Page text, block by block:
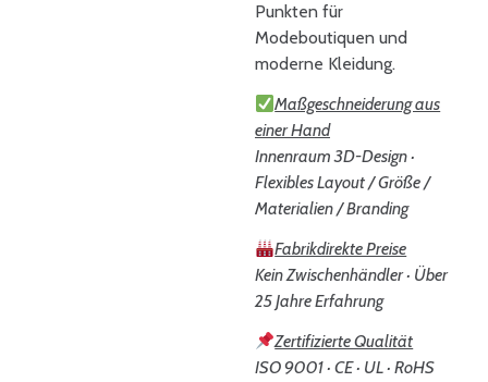
Punkten für
Modeboutiquen und
moderne Kleidung.
Maßgeschneiderung aus
einer Hand
Innenraum 3D-Design ·
Flexibles Layout / Größe /
Materialien / Branding
Fabrikdirekte Preise
Kein Zwischenhändler · Über
25 Jahre Erfahrung
Zertifizierte Qualität
ISO 9001 · CE · UL · RoHS